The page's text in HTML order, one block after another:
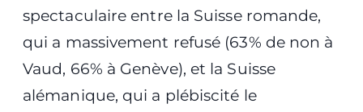
spectaculaire entre la Suisse romande,
qui a massivement refusé (63% de non à
Vaud, 66% à Genève), et la Suisse
alémanique, qui a plébiscité le